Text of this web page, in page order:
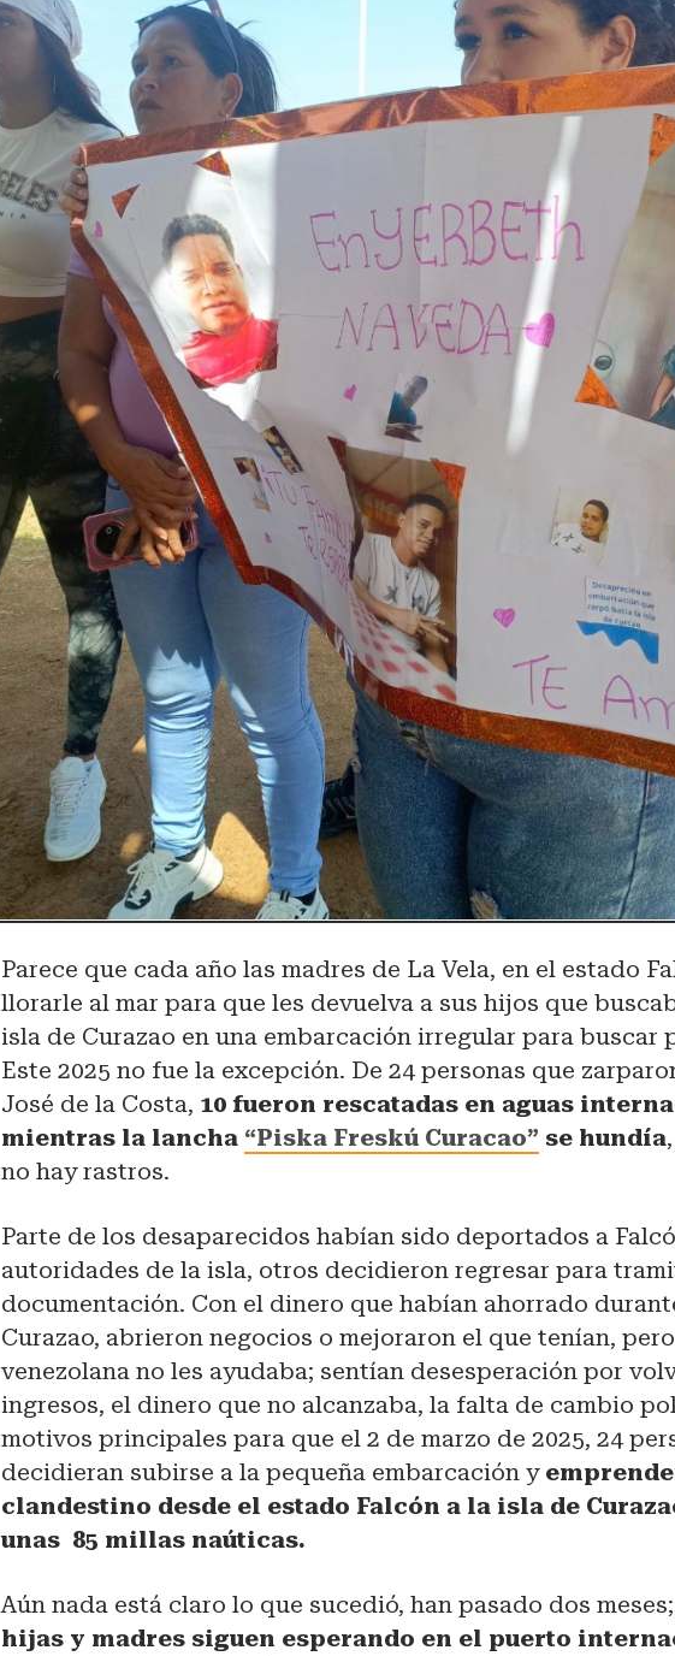
Parece que cada año las madres de La Vela, en el estado
llorarle al mar para que les devuelva a sus hijos que
isla de Curazao en una embarcación irregular para buscar
Este 2025 no fue la excepción. De 24 personas que
José de la Costa, 10 fueron rescatadas en aguas
mientras la lancha “Piska Freskú Curacao” se hundía
no hay rastros.
Parte de los desaparecidos habían sido deportados a
autoridades de la isla, otros decidieron regresar para
documentación. Con el dinero que habían ahorrado
Curazao, abrieron negocios o mejoraron el que tenían,
venezolana no les ayudaba; sentían desesperación por
ingresos, el dinero que no alcanzaba, la falta de cambio
motivos principales para que el 2 de marzo de 2025, 24
decidieran subirse a la pequeña embarcación y
clandestino desde el estado Falcón a la isla de
unas 85 millas naúticas.
Aún nada está claro lo que sucedió, han pasado dos
hijas y madres siguen esperando en el puerto